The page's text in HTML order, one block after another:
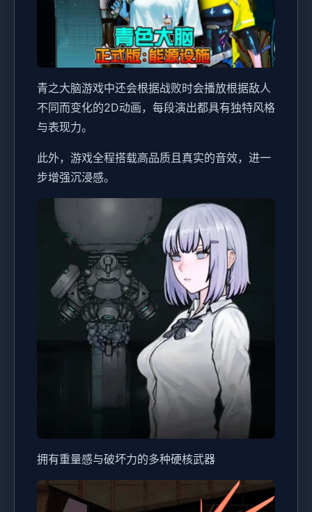
青之大脑游戏中还会根据战败时会播放根据敌人
不同而变化的2D动画，每段演出都具有独特风格
与表现力。
此外，游戏全程搭载高品质且真实的音效，进一
步增强沉浸感。
拥有重量感与破坏力的多种硬核武器